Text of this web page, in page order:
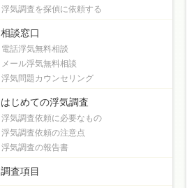
浮気調査を探偵に依頼する
相談窓口
電話浮気無料相談
メール浮気無料相談
浮気問題カウンセリング
はじめての浮気調査
浮気調査依頼に必要なもの
浮気調査依頼の注意点
浮気調査の報告書
調査項目